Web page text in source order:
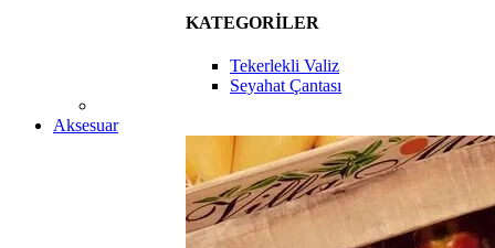
KATEGORİLER
Tekerlekli Valiz
Seyahat Çantası
Aksesuar